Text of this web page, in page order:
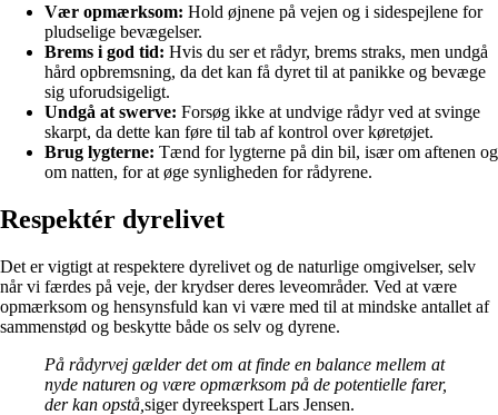
Vær opmærksom: Hold øjnene på vejen og i sidespejlene for
pludselige bevægelser.
Brems i god tid: Hvis du ser et rådyr, brems straks, men undgå
hård opbremsning, da det kan få dyret til at panikke og bevæge
sig uforudsigeligt.
Undgå at swerve: Forsøg ikke at undvige rådyr ved at svinge
skarpt, da dette kan føre til tab af kontrol over køretøjet.
Brug lygterne: Tænd for lygterne på din bil, især om aftenen og
om natten, for at øge synligheden for rådyrene.
Respektér dyrelivet
Det er vigtigt at respektere dyrelivet og de naturlige omgivelser, selv
når vi færdes på veje, der krydser deres leveområder. Ved at være
opmærksom og hensynsfuld kan vi være med til at mindske antallet af
sammenstød og beskytte både os selv og dyrene.
På rådyrvej gælder det om at finde en balance mellem at
nyde naturen og være opmærksom på de potentielle farer,
der kan opstå, siger dyreekspert Lars Jensen.